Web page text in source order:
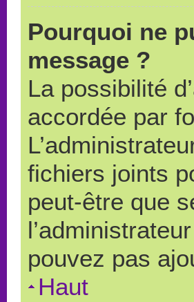
Pourquoi ne
message ?
La possibilité
accordée par
fichiers joints
peut-être que
pouvez pas
Haut